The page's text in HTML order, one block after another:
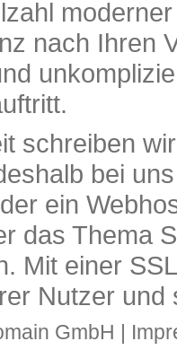
nach Ihren
schreiben
bei
ein
das Thema
Mit einer
Nutzer und
GmbH |